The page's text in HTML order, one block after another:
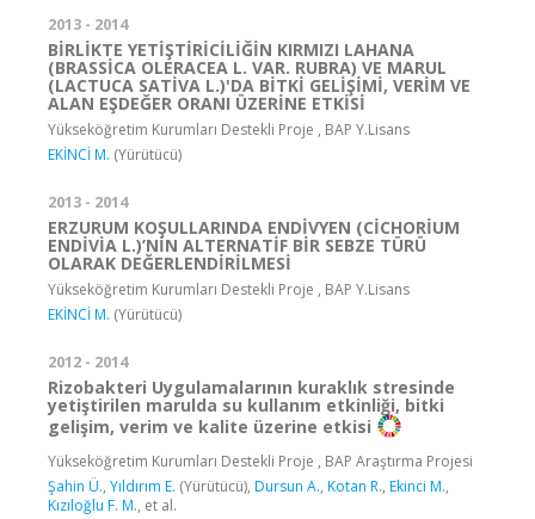
2013 - 2014
BİRLİKTE YETİŞTİRİCİLİĞİN KIRMIZI LAHANA
(BRASSİCA OLERACEA L. VAR. RUBRA) VE MARUL
(LACTUCA SATİVA L.)'DA BİTKİ GELİŞİMİ, VERİM VE
ALAN EŞDEĞER ORANI ÜZERİNE ETKİSİ
Yükseköğretim Kurumları Destekli Proje , BAP Y.Lisans
EKİNCİ M. (Yürütücü)
2013 - 2014
ERZURUM KOŞULLARINDA ENDİVYEN (CİCHORİUM
ENDİVİA L.)’NİN ALTERNATİF BİR SEBZE TÜRÜ
OLARAK DEĞERLENDİRİLMESİ
Yükseköğretim Kurumları Destekli Proje , BAP Y.Lisans
EKİNCİ M. (Yürütücü)
2012 - 2014
Rizobakteri Uygulamalarının kuraklık stresinde
yetiştirilen marulda su kullanım etkinliği, bitki
gelişim, verim ve kalite üzerine etkisi
Yükseköğretim Kurumları Destekli Proje , BAP Araştırma Projesi
Şahin Ü., Yıldırım E. (Yürütücü), Dursun A., Kotan R., Ekinci M.,
Kızıloğlu F. M., et al.